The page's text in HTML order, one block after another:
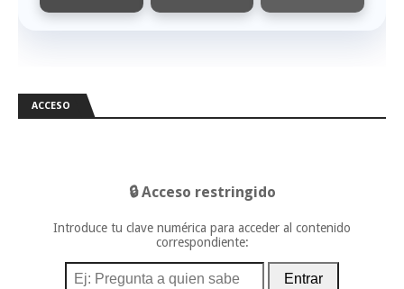
ACCESO
🔒 Acceso restringido
Introduce tu clave numérica para acceder al contenido
correspondiente:
Entrar